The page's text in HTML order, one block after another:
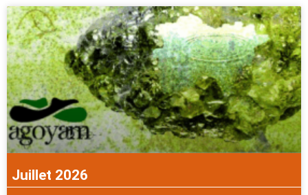
Juillet 2026